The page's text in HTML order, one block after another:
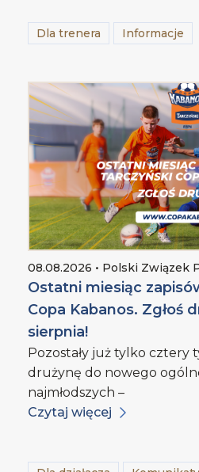
Dla trenera Informacje
08.08.2026 • Polski Związek
Ostatni miesiąc
Copa Kabanos. Zgłoś
sierpnia!
Pozostały już tylko cztery
drużynę do nowego
najmłodszych –
Czytaj więcej